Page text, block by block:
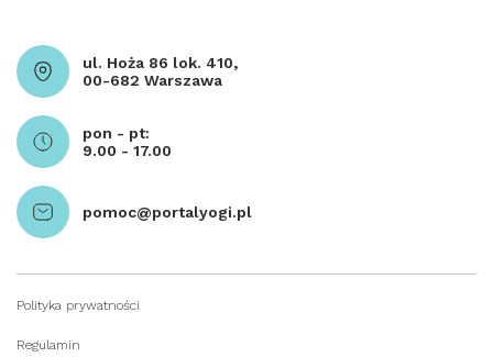
ul. Hoża 86 lok. 410,
00-682 Warszawa
pon - pt:
9.00 - 17.00
pomoc@portalyogi.pl
Polityka prywatności
Regulamin